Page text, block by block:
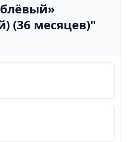
(36 месяцев)"